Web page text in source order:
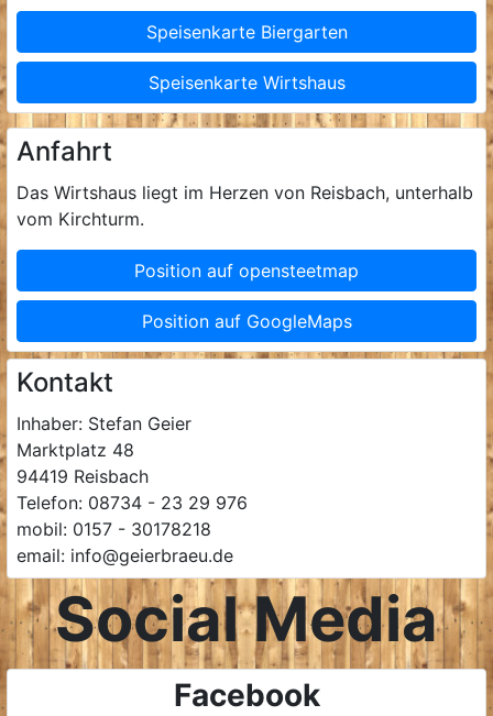
Speisenkarte Biergarten
Speisenkarte Wirtshaus
Anfahrt
Das Wirtshaus liegt im Herzen von Reisbach, unterhalb
vom Kirchturm.
Position auf opensteetmap
Position auf GoogleMaps
Kontakt
Inhaber: Stefan Geier
Marktplatz 48
94419 Reisbach
Telefon: 08734 - 23 29 976
mobil: 0157 - 30178218
email: info@geierbraeu.de
Social Media
Facebook